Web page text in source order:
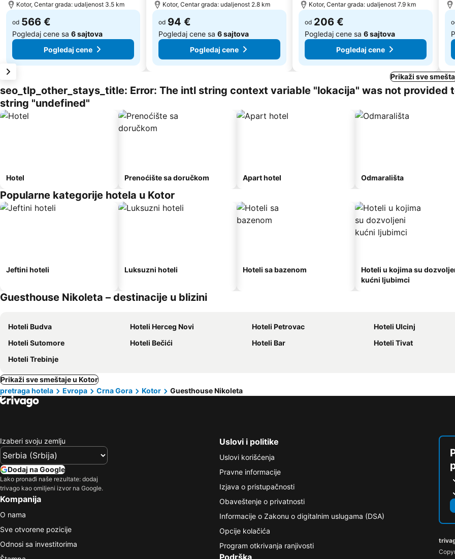
Kotor, Centar grada: udaljenost 3.5 km
od 566 €
Pogledaj cene sa 6 sajtova
Pogledaj cene
Kotor, Centar grada: udaljenost 2.8 km
od 94 €
Pogledaj cene sa 6 sajtova
Pogledaj cene
Kotor, Centar grada: udaljenost 7.9 km
od 206 €
Pogledaj cene sa 6 sajtova
Pogledaj cene
Prikaži sve
seo_tlp_other_stays_title: Error: The intl string context variable "lokacija" was not provided
string "undefined"
Hotel Prenoćište sa doručkom Apart hotel Odmarališta
Popularne kategorije hotela u Kotor
Jeftini hoteli Luksuzni hoteli Hoteli sa bazenom
Hoteli u kojima su
kućni ljubimci
Guesthouse Nikoleta – destinacije u blizini
Hoteli Budva Hoteli Herceg Novi Hoteli Petrovac
Hoteli Ulcinj
Hoteli Sutomore
Hoteli Bečići Hoteli Bar
Hoteli Tivat
Hoteli Trebinje
Prikaži sve smeštaje u Kotor
pretraga hotela
Evropa Crna Gora Kotor Guesthouse Nikoleta
Izaberi svoju zemlju
Dodaj na Google
Lako pronađi naše rezultate: dodaj
trivago kao omiljeni izvor na Google.
Kompanija
O nama
Sve otvorene pozicije
Odnosi sa investitorima
Uslovi i politike
Uslovi korišćenja
Pravne informacije
Izjava o pristupačnosti
Obaveštenje o privatnosti
Informacije o Zakonu o digitalnim uslugama (DSA)
Opcije kolačića
Program otkrivanja ranjivosti
Podrška